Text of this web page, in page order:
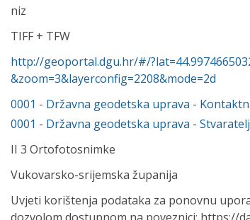
niz
TIFF + TFW
http://geoportal.dgu.hr/#/
&zoom=3&layerconfig=2208&mode=2d
0001 - Državna geodetska uprava -
0001 - Državna geodetska uprava - Stvaratelj
II 3 Ortofotosnimke
Vukovarsko-srijemska županija
Uvjeti korištenja podataka za ponovnu